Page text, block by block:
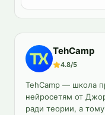
TehCamp
4.8/5
TehCamp — школа
нейросетям от
ради теории, а